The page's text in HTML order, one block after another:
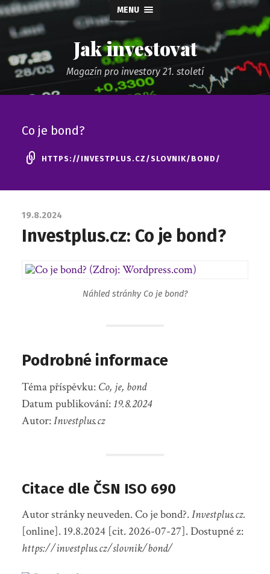
MENU
Jak investovat
Magazín pro investory 21. století
Co je bond?
HTTPS://INVESTPLUS.CZ/SLOVNIK/BOND/
19.8.2024
Investplus.cz: Co je bond?
Náhled stránky Co je bond?
Podrobné informace
Téma příspěvku: Co, je, bond
Datum publikování: 19.8.2024
Autor:Investplus.cz
Citace dle ČSN ISO 690
Autor stránky neuveden. Co je bond?.Investplus.cz.
[online]. 19.8.2024 [cit. 2026-07-27]. Dostupné z:
https://investplus.cz/slovnik/bond/